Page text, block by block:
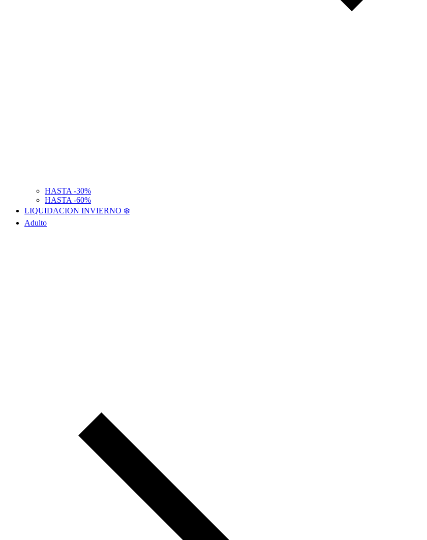
HASTA -30%
HASTA -60%
LIQUIDACION INVIERNO ❄️
Adulto